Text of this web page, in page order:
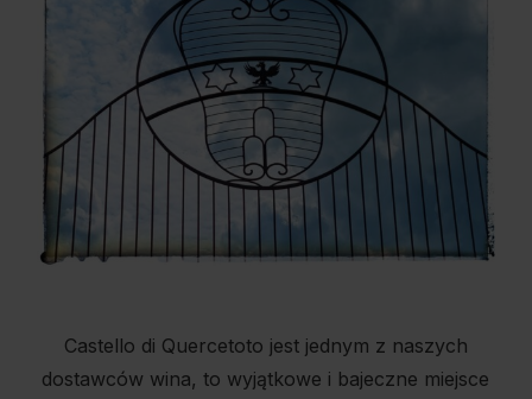
Castello di Quercetoto jest jednym z naszych
dostawców wina, to wyjątkowe i bajeczne miejsce